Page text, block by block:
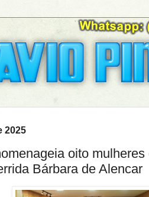
2025
oito
Bárbara de Alencar